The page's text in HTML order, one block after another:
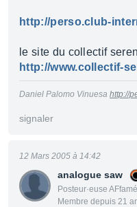
http://perso.club-
le site du collectif
http://www.collectif-
Daniel Palomo Vinuesa http://
signaler
analogue saw
Posteur·euse
Membre depuis 21
12 Mars 2005 à 14:42